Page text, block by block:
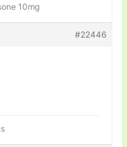
10mg
#22446